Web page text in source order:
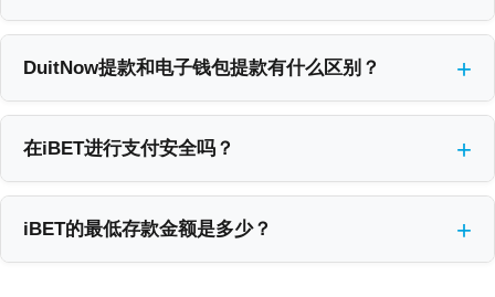
天成功处理并到账。为了最快的体验，我们建议在工作时间内提交
提款请求，以避免银行周末处理延迟。
在iBET，最快的存款和提款方式是使用DuitNow。DuitNow存款是即
时的，而提款请求平均只需15至30分钟即可处理到您的银行账户。
处理超过500,000笔交易的经验，DuitNow始终是为玩家提供最快资
金周转的可靠选择。
DuitNow提款和电子钱包提款有什么区别？
主要区别在于处理速度和限额：DuitNow提款更快（15-30分钟），
且限额更高（最高MYR 50,000）。DuitNow直接将资金转入您的银
钱包提款通常需要30-60分钟，每日最高提款额为MYR 10,000，而
DuitNow的每日限额可达MYR 100,000。如果您追求速度和处理大额
在iBET进行支付安全吗？
是的，在iBET进行支付是完全安全的，我们采用与主要银行相同的
安全技术。我们持有马耳他博彩管理局（MGA）的牌照
iBET的最低存款金额是多少？